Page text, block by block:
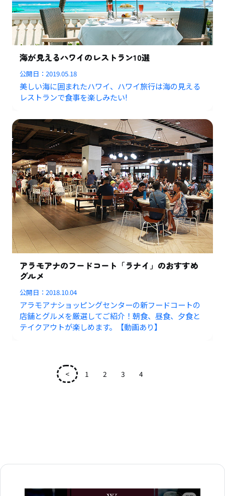
海が見えるハワイのレストラン10選
公開日：2019.05.18
美しい海に囲まれたハワイ、ハワイ旅行は海の見える
レストランで食事を楽しみたい!
アラモアナのフードコート「ラナイ」のおすすめ
グルメ
公開日：2018.10.04
アラモアナショッピングセンターの新フードコートの
店舗とグルメを厳選してご紹介！朝食、昼食、夕食と
テイクアウトが楽しめます。【動画あり】
< 1 2 3 4